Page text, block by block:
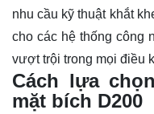
nhu cầu kỹ thuật khắt
cho các hệ thống công
vượt trội trong mọi điều
Cách lựa
mặt bích D200